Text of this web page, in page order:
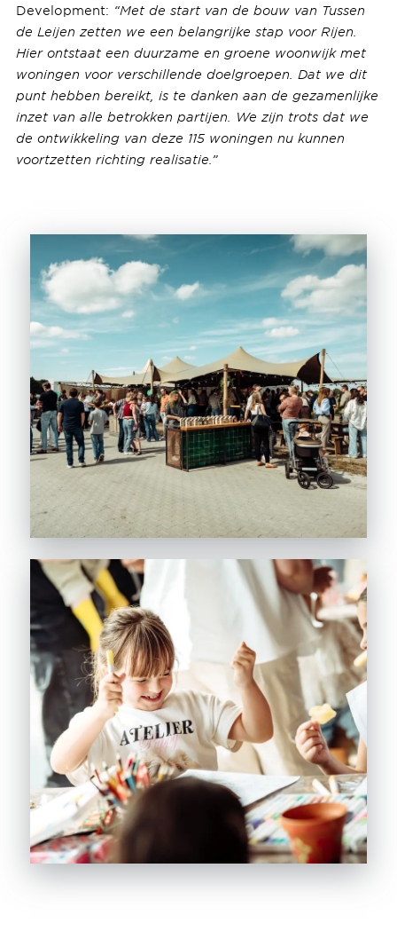
Development: “Met de start van de bouw van Tussen
de Leijen zetten we een belangrijke stap voor Rijen.
Hier ontstaat een duurzame en groene woonwijk met
woningen voor verschillende doelgroepen. Dat we dit
punt hebben bereikt, is te danken aan de gezamenlijke
inzet van alle betrokken partijen. We zijn trots dat we
de ontwikkeling van deze 115 woningen nu kunnen
voortzetten richting realisatie.”